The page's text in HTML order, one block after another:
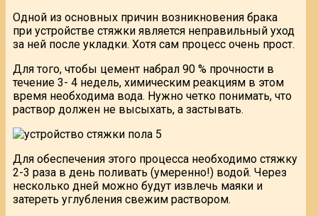
Одной из основных причин возникновения брака
при устройстве стяжки является неправильный уход
за ней после укладки. Хотя сам процесс очень прост.
Для того, чтобы цемент набрал 90 % прочности в
течение 3- 4 недель, химическим реакциям в этом
время необходима вода. Нужно четко понимать, что
раствор должен не высыхать, а застывать.
Для обеспечения этого процесса необходимо стяжку
2-3 раза в день поливать (умеренно!) водой. Через
несколько дней можно будут извлечь маяки и
затереть углубления свежим раствором.